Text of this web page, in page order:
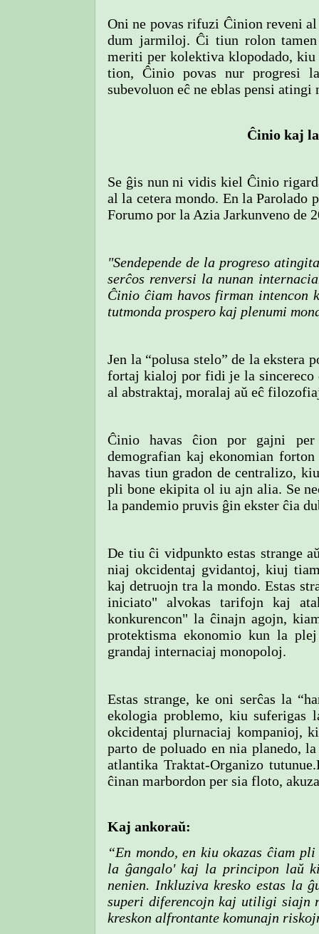
Oni ne povas rifuzi Ĉinion reveni
dum jarmiloj. Ĉi tiun rolon
meriti per kolektiva klopodado,
tion, Ĉinio povas nur progresi
subevoluon eĉ ne eblas pensi
Ĉinio kaj
Se ĝis nun ni vidis kiel Ĉinio
al la cetera mondo. En la Parolado
Forumo por la Azia Jarkunveno de
"Sendepende de la progreso
serĉos renversi la nunan
Ĉinio ĉiam havos firman intencon
tutmonda prospero kaj plenumi
Jen la “polusa stelo” de la ekstera
fortaj kialoj por fidi je la sincereco
al abstraktaj, moralaj aŭ eĉ
Ĉinio havas ĉion por gajni
demografian kaj ekonomian
havas tiun gradon de centralizo,
pli bone ekipita ol iu ajn alia. Se
la pandemio pruvis ĝin ekster ĉia
De tiu ĉi vidpunkto estas strange
niaj okcidentaj gvidantoj, kiuj
kaj detruojn tra la mondo. Estas
iniciato" alvokas tarifojn kaj
konkurencon" la ĉinajn agojn,
protektisma ekonomio kun la
grandaj internaciaj monopoloj.
Estas strange, ke oni serĉas la
ekologia problemo, kiu suferigas
okcidentaj plurnaciaj kompanioj,
parto de poluado en nia planedo,
atlantika Traktat-Organizo
ĉinan marbordon per sia floto,
Kaj ankoraŭ:
“En mondo, en kiu okazas ĉiam
la ĝangalo' kaj la principon laŭ
nenien. Inkluziva kresko estas la
superi diferencojn kaj utiligi siajn
kreskon alfrontante komunajn